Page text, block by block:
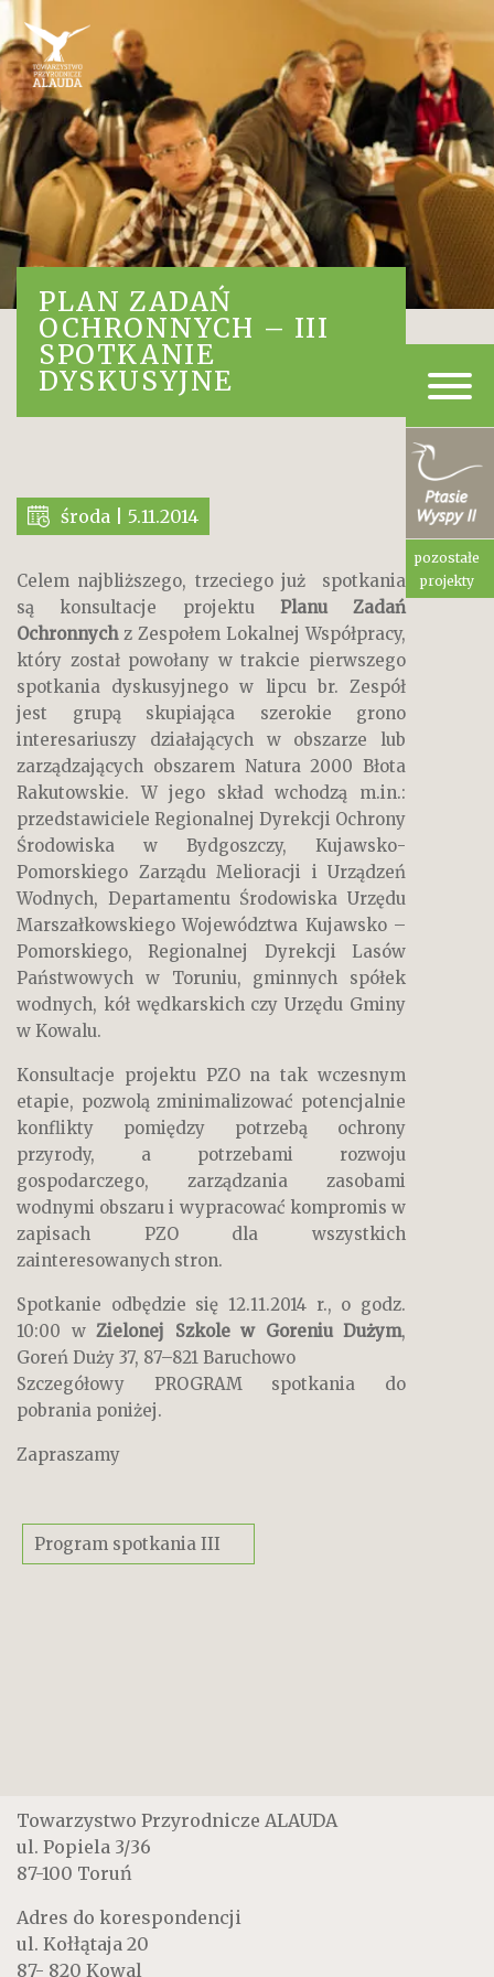
pozostałe
projekty
PLAN ZADAŃ
OCHRONNYCH – III
SPOTKANIE
DYSKUSYJNE
środa | 5.11.2014
Celem najbliższego, trzeciego już spotkania
są konsultacje projektu Planu Zadań
Ochronnychz Zespołem Lokalnej Współpracy,
który został powołany w trakcie pierwszego
spotkania dyskusyjnego w lipcu br. Zespół
jest grupą skupiająca szerokie grono
interesariuszy działających w obszarze lub
zarządzających obszarem Natura 2000 Błota
Rakutowskie. W jego skład wchodzą m.in.:
przedstawiciele Regionalnej Dyrekcji Ochrony
Środowiska w Bydgoszczy, Kujawsko-
Pomorskiego Zarządu Melioracji i Urządzeń
Wodnych, Departamentu Środowiska Urzędu
Marszałkowskiego Województwa Kujawsko –
Pomorskiego, Regionalnej Dyrekcji Lasów
Państwowych w Toruniu, gminnych spółek
wodnych, kół wędkarskich czy Urzędu Gminy
w Kowalu.
Konsultacje projektu PZO na tak wczesnym
etapie, pozwolą zminimalizować potencjalnie
konflikty pomiędzy potrzebą ochrony
przyrody, a potrzebami rozwoju
gospodarczego, zarządzania zasobami
wodnymi obszaru i wypracować kompromis w
zapisach PZO dla wszystkich
zainteresowanych stron.
Spotkanie odbędzie się 12.11.2014 r., o godz.
10:00 w Zielonej Szkole w Goreniu Dużym,
Goreń Duży 37, 87–821 Baruchowo
Szczegółowy PROGRAM spotkania do
pobrania poniżej.
Zapraszamy
Program spotkania III
Towarzystwo Przyrodnicze ALAUDA
ul. Popiela 3/36
87-100 Toruń
Adres do korespondencji
ul. Kołłątaja 20
87- 820 Kowal